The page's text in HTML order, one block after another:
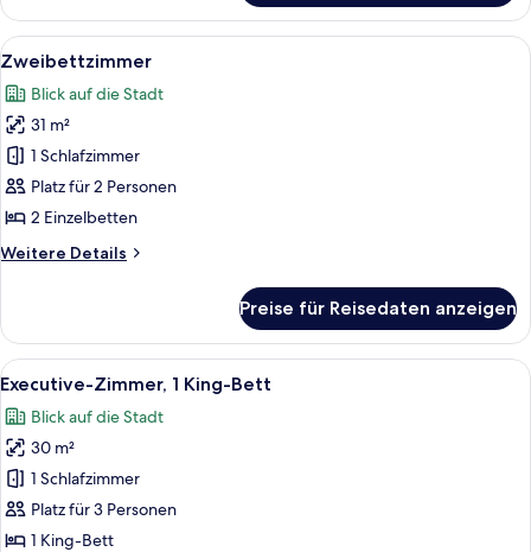
1 King-
Bett
Alle
Fotos
für
Zweibettzimmer
anzeigen
Ein Hotelzimmer mit zwei Betten,
9
Zweibettzimmer
Blick auf die Stadt
31 m²
1 Schlafzimmer
Platz für 2 Personen
2 Einzelbetten
Weitere Details
Weitere
Preise für Reisedaten anzeigen
Alle
Fotos
für
Executive-
Zimmer,
1 King-
Bett
Ein Hotelzimmer mit einem großen
12
Executive-Zimmer, 1 King-Bett
Blick auf die Stadt
30 m²
1 Schlafzimmer
Platz für 3 Personen
1 King-Bett